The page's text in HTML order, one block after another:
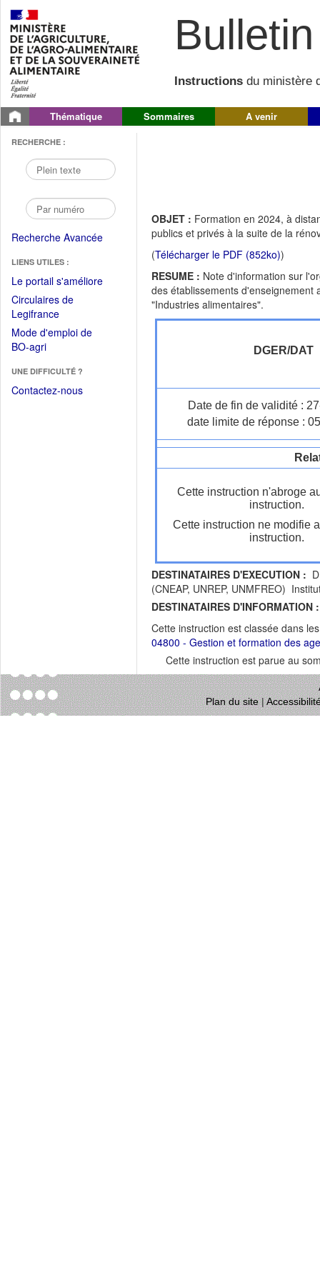
Instructions du ministère
Thématique Sommaires A venir
RECHERCHE :
Recherche Avancée
LIENS UTILES :
Le portail s'améliore(Fichier
Circulaires de
Legifrance(Ouvrir
dans
une
fenêtre)
Mode d'emploi de
BO-agri(Ouvrir
une
nouvelle
UNE DIFFICULTÉ ?
Contactez-nous
OBJET : Formation en 2024, à
publics et privés à la suite de la
(Télécharger le PDF (852ko))
RESUME : Note d'information sur
des établissements d'enseignement
"Industries alimentaires".
DGER/DAT
Date de fin de validité :
date limite de réponse :
Cette instruction n'abroge
instruction.
Cette instruction ne modifie
instruction.
DESTINATAIRES D'EXECUTION :
(CNEAP, UNREP, UNMFREO)
DESTINATAIRES D'INFORMATION :
Cette instruction est classée dans
04800 - Gestion et formation des
Cette instruction est parue au
Plan du site|